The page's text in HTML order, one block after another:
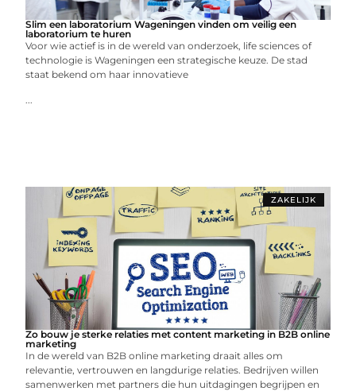
Slim een laboratorium Wageningen vinden om veilig een
laboratorium te huren
Voor wie actief is in de wereld van onderzoek, life sciences of
technologie is Wageningen een strategische keuze. De stad
staat bekend om haar innovatieve
...
ZAKELIJK
Zo bouw je sterke relaties met content marketing in B2B online
marketing
In de wereld van B2B online marketing draait alles om
relevantie, vertrouwen en langdurige relaties. Bedrijven willen
samenwerken met partners die hun uitdagingen begrijpen en